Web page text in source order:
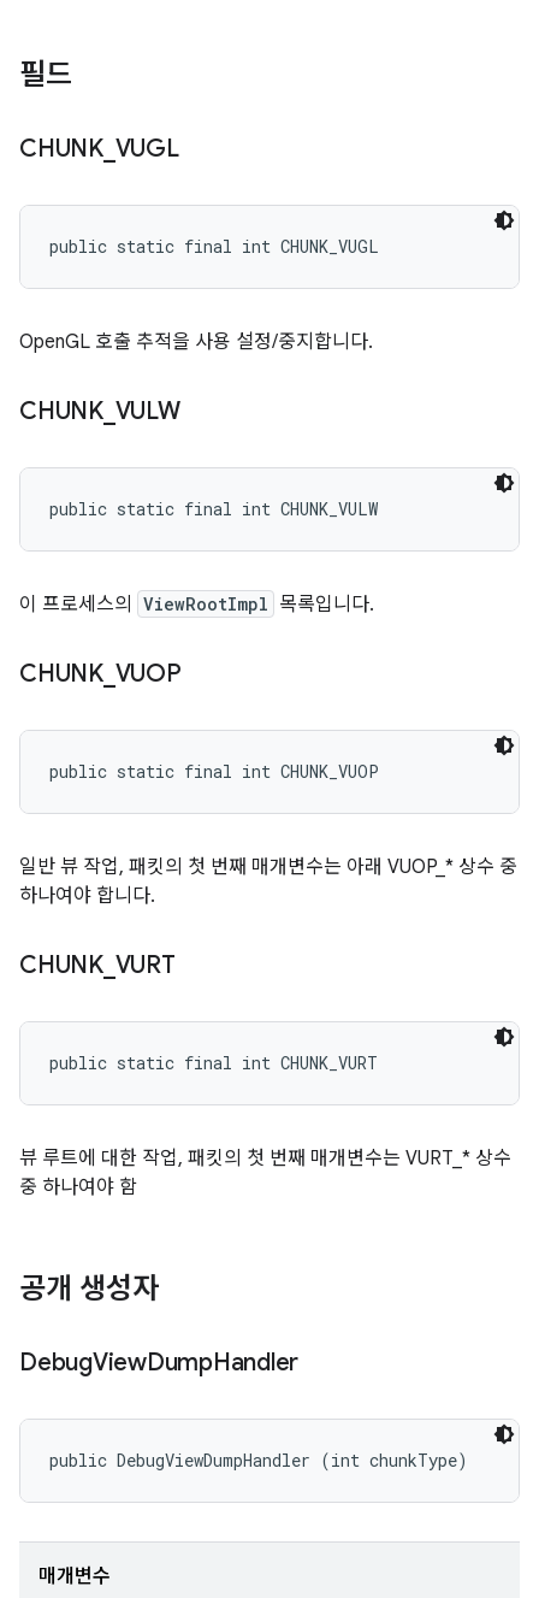
필드
CHUNK_ VUGL
public static final int CHUNK_VUGL
OpenGL 호출 추적을 사용 설정/중지합니다.
CHUNK_ VULW
public static final int CHUNK_VULW
이 프로세스의 ViewRootImpl 목록입니다.
CHUNK_ VUOP
public static final int CHUNK_VUOP
일반 뷰 작업, 패킷의 첫 번째 매개변수는 아래 VUOP_* 상수 중
하나여야 합니다.
CHUNK_ VURT
public static final int CHUNK_VURT
뷰 루트에 대한 작업, 패킷의 첫 번째 매개변수는 VURT_* 상수
중 하나여야 함
공개 생성자
DebugViewDumpHandler
public DebugViewDumpHandler (int chunkType)
매개변수